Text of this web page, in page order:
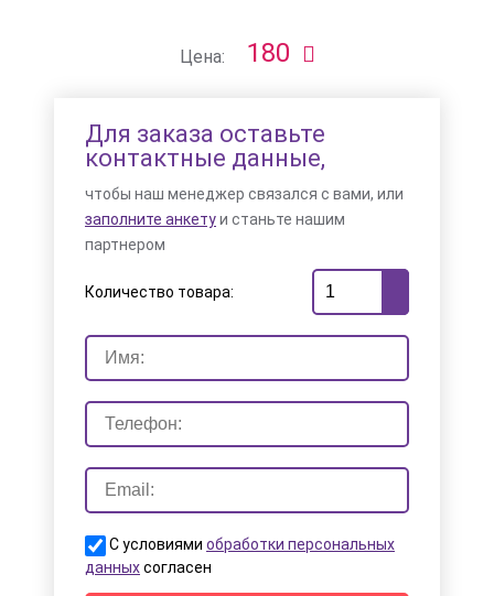
Цена: 180
Для заказа оставьте
контактные данные,
чтобы наш менеджер связался с вами, или
заполните анкетуи станьте нашим
партнером
Количество товара:
С условиями обработки персональных
данныхсогласен